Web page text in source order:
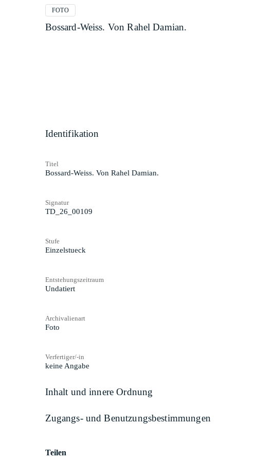
FOTO
Bossard-Weiss. Von Rahel Damian.
Identifikation
Titel
Bossard-Weiss. Von Rahel Damian.
Signatur
TD_26_00109
Stufe
Einzelstueck
Entstehungszeitraum
Undatiert
Archivalienart
Foto
Verfertiger/-in
keine Angabe
Inhalt und innere Ordnung
Zugangs- und Benutzungsbestimmungen
Teilen